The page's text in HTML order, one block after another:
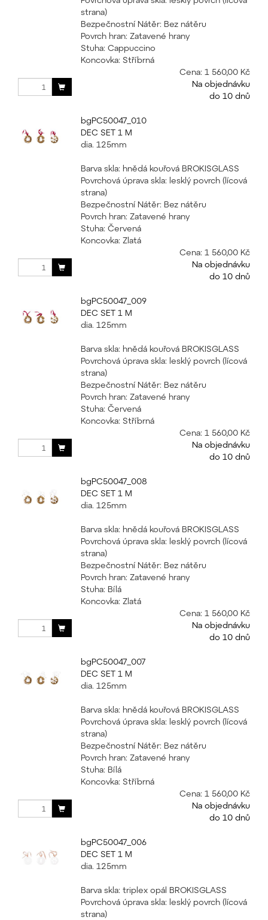
strana)
Bezpečnostní Nátěr: Bez nátěru
Povrch hran: Zatavené hrany
Stuha: Cappuccino
Koncovka: Stříbrná
Cena: 1 560,00 Kč
Na objednávku
do 10 dnů
bgPC50047_010
DEC SET 1 M
dia. 125mm
Barva skla: hnědá kouřová BROKISGLASS
Povrchová úprava skla: lesklý povrch (lícová
strana)
Bezpečnostní Nátěr: Bez nátěru
Povrch hran: Zatavené hrany
Stuha: Červená
Koncovka: Zlatá
Cena: 1 560,00 Kč
Na objednávku
do 10 dnů
bgPC50047_009
DEC SET 1 M
dia. 125mm
Barva skla: hnědá kouřová BROKISGLASS
Povrchová úprava skla: lesklý povrch (lícová
strana)
Bezpečnostní Nátěr: Bez nátěru
Povrch hran: Zatavené hrany
Stuha: Červená
Koncovka: Stříbrná
Cena: 1 560,00 Kč
Na objednávku
do 10 dnů
bgPC50047_008
DEC SET 1 M
dia. 125mm
Barva skla: hnědá kouřová BROKISGLASS
Povrchová úprava skla: lesklý povrch (lícová
strana)
Bezpečnostní Nátěr: Bez nátěru
Povrch hran: Zatavené hrany
Stuha: Bílá
Koncovka: Zlatá
Cena: 1 560,00 Kč
Na objednávku
do 10 dnů
bgPC50047_007
DEC SET 1 M
dia. 125mm
Barva skla: hnědá kouřová BROKISGLASS
Povrchová úprava skla: lesklý povrch (lícová
strana)
Bezpečnostní Nátěr: Bez nátěru
Povrch hran: Zatavené hrany
Stuha: Bílá
Koncovka: Stříbrná
Cena: 1 560,00 Kč
Na objednávku
do 10 dnů
bgPC50047_006
DEC SET 1 M
dia. 125mm
Barva skla: triplex opál BROKISGLASS
Povrchová úprava skla: lesklý povrch (lícová
strana)